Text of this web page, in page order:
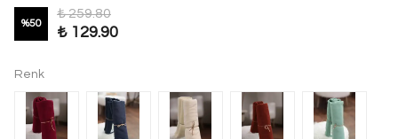
%50
₺ 259.80
₺ 129.90
Renk